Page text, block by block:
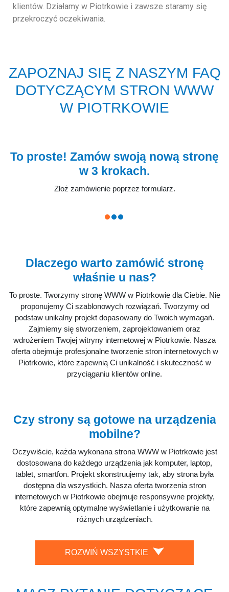
klientów. Działamy w Piotrkowie i zawsze staramy się
przekroczyć oczekiwania.
ZAPOZNAJ SIĘ Z NASZYM FAQ
DOTYCZĄCYM STRON WWW
W PIOTRKOWIE
To proste! Zamów swoją nową stronę
w 3 krokach.
Złoż zamówienie poprzez formularz.
Dlaczego warto zamówić stronę
właśnie u nas?
To proste. Tworzymy stronę WWW w Piotrkowie dla Ciebie. Nie
proponujemy Ci szablonowych rozwiązań. Tworzymy od
podstaw unikalny projekt dopasowany do Twoich wymagań.
Zajmiemy się stworzeniem, zaprojektowaniem oraz
wdrożeniem Twojej witryny internetowej w Piotrkowie. Nasza
oferta obejmuje profesjonalne tworzenie stron internetowych w
Piotrkowie, które zapewnią Ci unikalność i skuteczność w
przyciąganiu klientów online.
Czy strony są gotowe na urządzenia
mobilne?
Oczywiście, każda wykonana strona WWW w Piotrkowie jest
dostosowana do każdego urządzenia jak komputer, laptop,
tablet, smartfon. Projekt skonstruujemy tak, aby strona była
dostępna dla wszystkich. Nasza oferta tworzenia stron
internetowych w Piotrkowie obejmuje responsywne projekty,
które zapewnią optymalne wyświetlanie i użytkowanie na
różnych urządzeniach.
ROZWIŃ WSZYSTKIE